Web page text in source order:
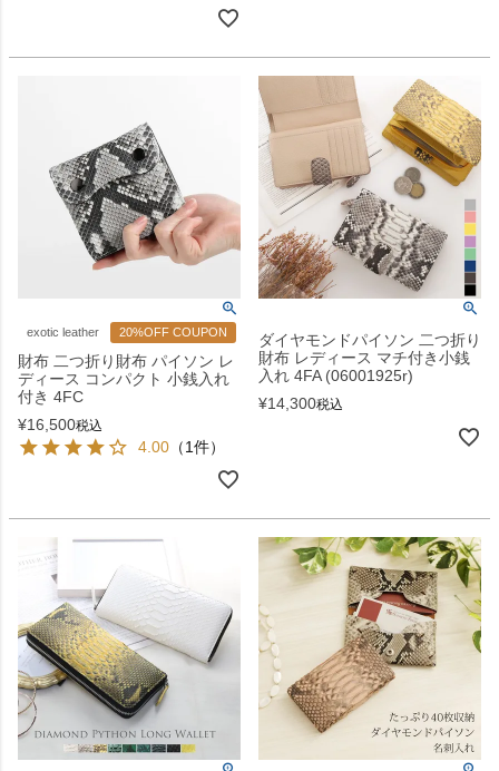
exotic leather 20%OFF COUPON
財布 二つ折り財布 パイソン レ
ディース コンパクト 小銭入れ
付き 4FC
¥16,500税込
4.00 （1件）
ダイヤモンドパイソン 二つ折り
財布 レディース マチ付き小銭
入れ 4FA (06001925r)
¥14,300税込